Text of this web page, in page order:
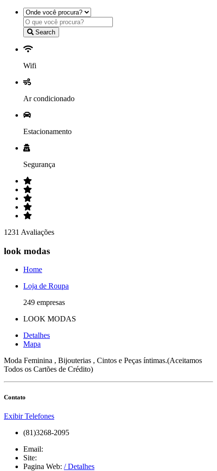
Search
Wifi
Ar condicionado
Estacionamento
Segurança
1231 Avaliações
look modas
Home
Loja de Roupa
249 empresas
LOOK MODAS
Detalhes
Mapa
Moda Feminina , Bijouterias , Cintos e Peças íntimas.(Aceitamos
Todos os Cartões de Crédito)
Contato
Exibir Telefones
(81)3268-2095
Email:
Site:
Pagina Web: / Detalhes